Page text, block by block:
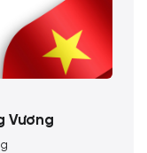
Vương